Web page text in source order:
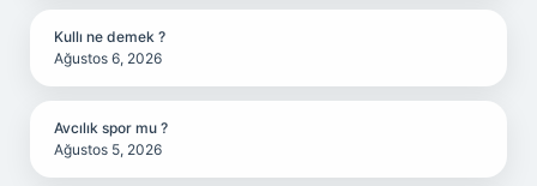
Kullı ne demek ?
Ağustos 6, 2026
Avcılık spor mu ?
Ağustos 5, 2026